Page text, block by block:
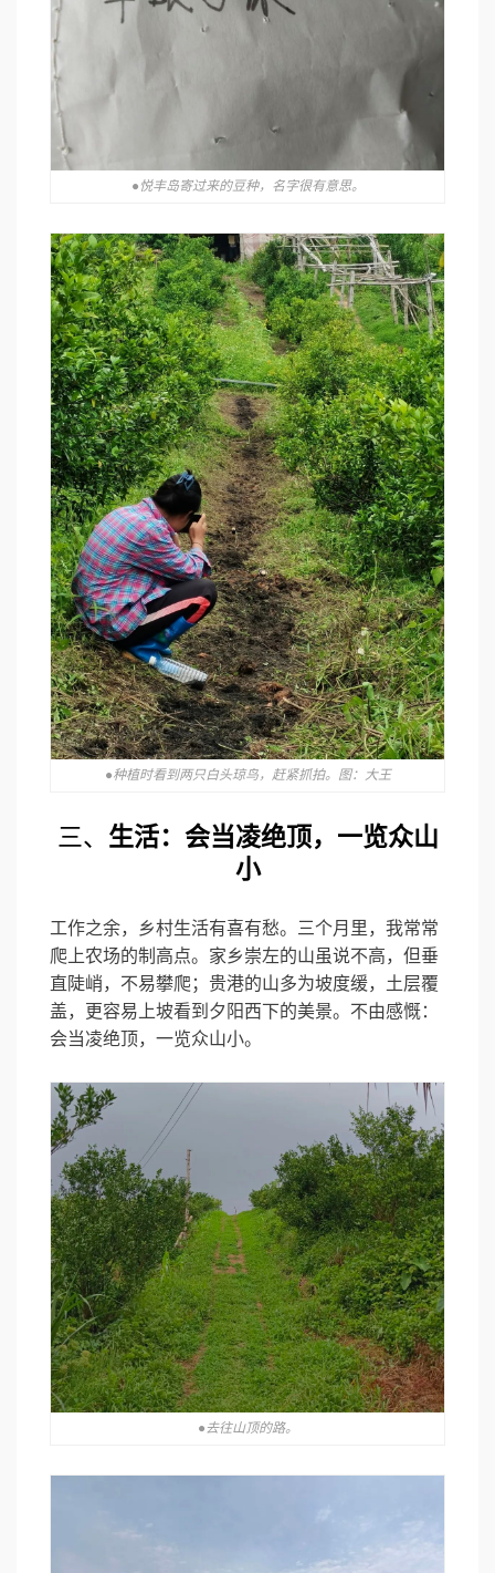
●悦丰岛寄过来的豆种，名字很有意思。
●种植时看到两只白头琼鸟，赶紧抓拍。图：大王
三、 生活： 会当凌绝顶，一览众山
小
工作之余，乡村生活有喜有愁。三个月里，我常常
爬上农场的制高点。家乡崇左的山虽说不高，但垂
直陡峭，不易攀爬；贵港的山多为坡度缓，土层覆
盖，更容易上坡看到夕阳西下的美景。不由感慨：
会当凌绝顶，一览众山小。
●去往山顶的路。